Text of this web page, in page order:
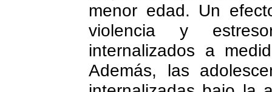
menor edad. Un
violencia y
internalizados a
Además, las